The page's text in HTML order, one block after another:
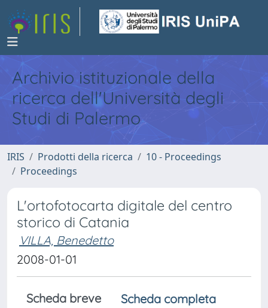
Archivio istituzionale della
ricerca dell'Università degli
Studi di Palermo
IRIS Prodotti della ricerca
10 - Proceedings
Proceedings
L'ortofotocarta digitale del centro
storico di Catania
VILLA, Benedetto
2008-01-01
Scheda breve
Scheda completa